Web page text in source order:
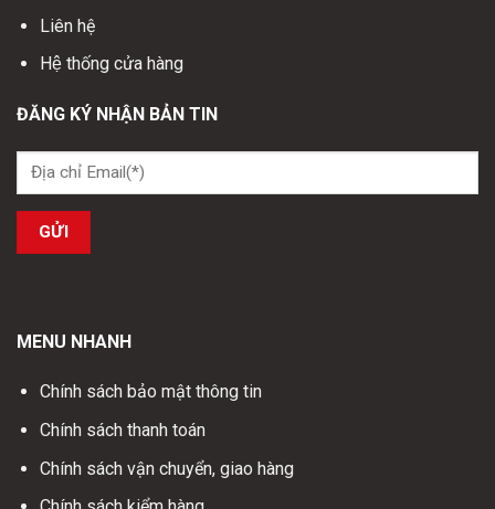
Liên hệ
Hệ thống cửa hàng
ĐĂNG KÝ NHẬN BẢN TIN
MENU NHANH
Chính sách bảo mật thông tin
Chính sách thanh toán
Chính sách vận chuyển, giao hàng